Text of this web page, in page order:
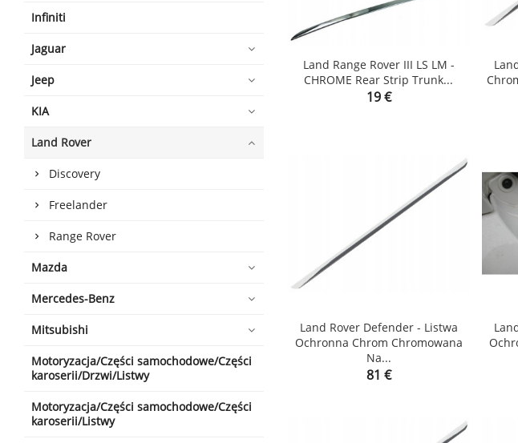
Infiniti
Jaguar
Jeep
KIA
Land Rover
Discovery
Freelander
Range Rover
Mazda
Mercedes-Benz
Mitsubishi
Motoryzacja/Części samochodowe/Części
karoserii/Drzwi/Listwy
Motoryzacja/Części samochodowe/Części
karoserii/Listwy
Land Range Rover III LS LM -
CHROME Rear Strip Trunk...
Price
19 €
Land Rover Defender - Listwa
Ochronna Chrom Chromowana
Na...
Price
81 €